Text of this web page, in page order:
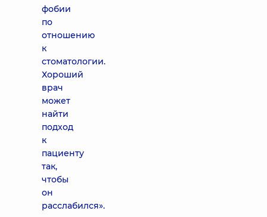
фобии
по
отношению
к
стоматологии.
Хороший
врач
может
найти
подход
к
пациенту
так,
чтобы
он
расслабился».